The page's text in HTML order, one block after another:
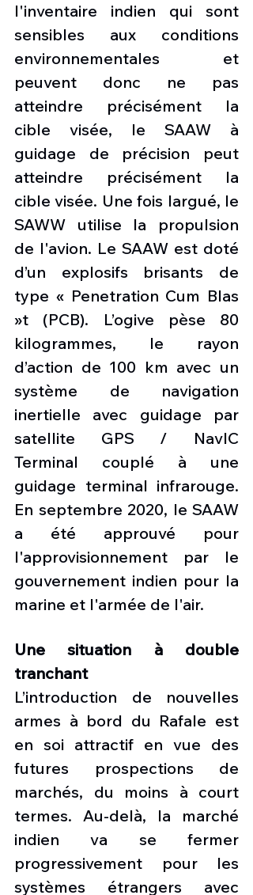
l'inventaire indien qui sont
sensibles aux conditions
environnementales et
peuvent donc ne pas
atteindre précisément la
cible visée, le SAAW à
guidage de précision peut
atteindre précisément la
cible visée. Une fois largué, le
SAWW utilise la propulsion
de l'avion. Le SAAW est doté
d’un explosifs brisants de
type « Penetration Cum Blas
»t (PCB). L’ogive pèse 80
kilogrammes, le rayon
d’action de 100 km avec un
système de navigation
inertielle avec guidage par
satellite GPS / NavIC
Terminal couplé à une
guidage terminal infrarouge.
En septembre 2020, le SAAW
a été approuvé pour
l'approvisionnement par le
gouvernement indien pour la
marine et l'armée de l'air.
Une situation à double
tranchant
L’introduction de nouvelles
armes à bord du Rafale est
en soi attractif en vue des
futures prospections de
marchés, du moins à court
termes. Au-delà, la marché
indien va se fermer
progressivement pour les
systèmes étrangers avec